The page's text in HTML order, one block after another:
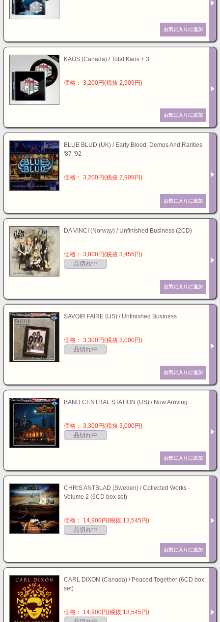
KAOS (Canada) / Total Kaos + 3
価格： 3,200円(税抜 2,909円)
BLUE BLUD (UK) / Early Blood: Demos And Rarities
'87-'92
価格： 3,200円(税抜 2,909円)
DA VINCI (Norway) / Unfinished Business (2CD)
価格： 3,800円(税抜 3,455円)
品切れ中
SAVOIR FAIRE (US) / Unfinished Business
価格： 3,300円(税抜 3,000円)
品切れ中
BAND CENTRAL STATION (US) / Now Arriving...
価格： 3,300円(税抜 3,000円)
品切れ中
CHRIS ANTBLAD (Sweden) / Collected Works -
Volume 2 (6CD box set)
価格： 14,900円(税抜 13,545円)
品切れ中
CARL DIXON (Canada) / Peaced Together (6CD box
set)
価格： 14,900円(税抜 13,545円)